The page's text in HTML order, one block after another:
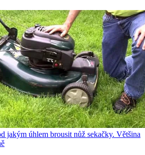
jakým úhlem brousit nůž sekačky. Většina